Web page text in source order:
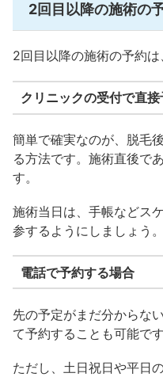
2回目以降の施術の
2回目以降の施術の予約は
クリニックの受付で直
簡単で確実なのが、脱毛
る方法です。施術直後で
す。
施術当日は、手帳などス
参するようにしましょう。
電話で予約する場合
先の予定がまだ分からな
て予約することも可能です
ただし、土日祝日や平日